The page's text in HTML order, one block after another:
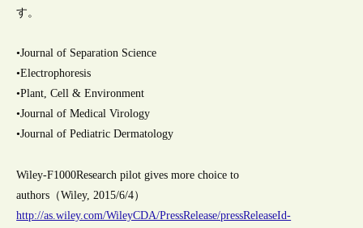
す。
•Journal of Separation Science
•Electrophoresis
•Plant, Cell & Environment
•Journal of Medical Virology
•Journal of Pediatric Dermatology
Wiley-F1000Research pilot gives more choice to
authors（Wiley, 2015/6/4）
http://as.wiley.com/WileyCDA/PressRelease/pressReleaseId-